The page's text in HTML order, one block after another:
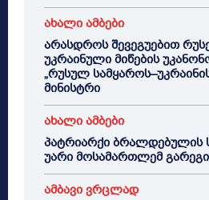
ახალი ამბები
არასდროს შევეგუებით
უკრაინული მიწების
„რუსულ
მინისტრი
ახალი ამბები
პატრიარქი ბრალდებულის
უარი მოსამართლემ
ამბავი ვრცლად